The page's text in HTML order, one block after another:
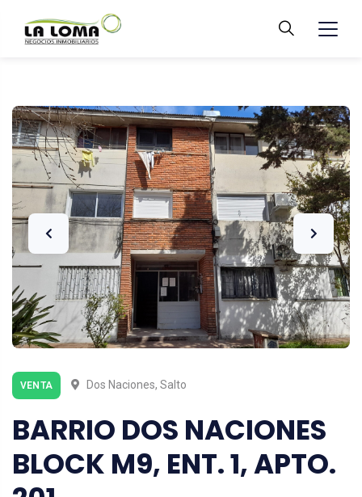
VENTA Dos Naciones, Salto
BARRIO DOS NACIONES
BLOCK M9, ENT. 1, APTO.